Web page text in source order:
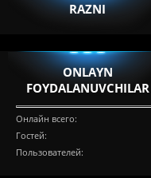
RAZNI
ONLAYN
FOYDALANUVCHILAR
Онлайн всего:
Гостей:
Пользователей: